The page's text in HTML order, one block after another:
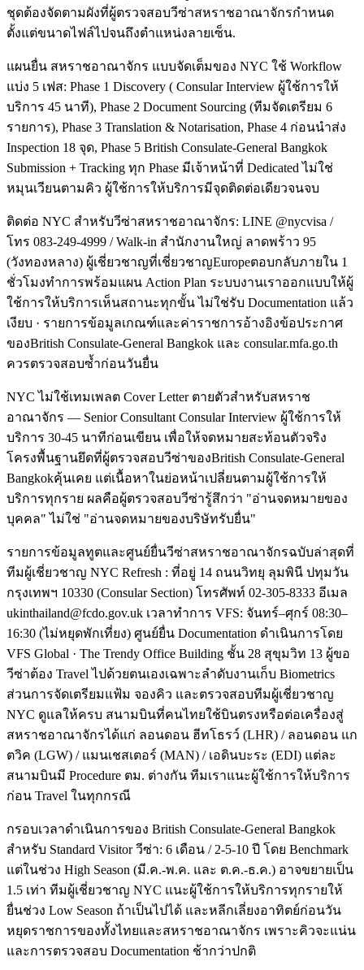
ชุดต้องจัดตามผังที่ผู้ตรวจสอบวีซ่าสหราชอาณาจักรกำหนด
ตั้งแต่ขนาดไฟล์ไปจนถึงตำแหน่งลายเซ็น.
แผนยื่น สหราชอาณาจักร แบบจัดเต็มของ NYC ใช้ Workflow
แบ่ง 5 เฟส: Phase 1 Discovery ( Consular Interview ผู้ใช้การให้
บริการ 45 นาที), Phase 2 Document Sourcing (ทีมจัดเตรียม 6
รายการ), Phase 3 Translation & Notarisation, Phase 4 ก่อนนำส่ง
Inspection 18 จุด, Phase 5 British Consulate-General Bangkok
Submission + Tracking ทุก Phase มีเจ้าหน้าที่ Dedicated ไม่ใช่
หมุนเวียนตามคิว ผู้ใช้การให้บริการมีจุดติดต่อเดียวจนจบ
ติดต่อ NYC สำหรับวีซ่าสหราชอาณาจักร: LINE @nycvisa /
โทร 083-249-4999 / Walk-in สำนักงานใหญ่ ลาดพร้าว 95
(วังทองหลาง) ผู้เชี่ยวชาญที่เชี่ยวชาญEuropeตอบกลับภายใน 1
ชั่วโมงทำการพร้อมแผน Action Plan ระบบงานเราออกแบบให้ผู้
ใช้การให้บริการเห็นสถานะทุกขั้น ไม่ใช่รับ Documentation แล้ว
เงียบ · รายการข้อมูลเกณฑ์และค่าราชการอ้างอิงข้อประกาศ
ของBritish Consulate-General Bangkok และ consular.mfa.go.th
ควรตรวจสอบซ้ำก่อนวันยื่น
NYC ไม่ใช้เทมเพลต Cover Letter ตายตัวสำหรับสหราช
อาณาจักร — Senior Consultant Consular Interview ผู้ใช้การให้
บริการ 30-45 นาทีก่อนเขียน เพื่อให้จดหมายสะท้อนตัวจริง
โครงพื้นฐานยึดที่ผู้ตรวจสอบวีซ่าของBritish Consulate-General
Bangkokคุ้นเคย แต่เนื้อหาในย่อหน้าเปลี่ยนตามผู้ใช้การให้
บริการทุกราย ผลคือผู้ตรวจสอบวีซ่ารู้สึกว่า "อ่านจดหมายของ
บุคคล" ไม่ใช่ "อ่านจดหมายของบริษัทรับยื่น"
รายการข้อมูลทูตและศูนย์ยื่นวีซ่าสหราชอาณาจักรฉบับล่าสุดที่
ทีมผู้เชี่ยวชาญ NYC Refresh : ที่อยู่ 14 ถนนวิทยุ ลุมพินี ปทุมวัน
กรุงเทพฯ 10330 (Consular Section) โทรศัพท์ 02-305-8333 อีเมล
ukinthailand@fcdo.gov.uk เวลาทำการ VFS: จันทร์–ศุกร์ 08:30–
16:30 (ไม่หยุดพักเที่ยง) ศูนย์ยื่น Documentation ดำเนินการโดย
VFS Global · The Trendy Office Building ชั้น 28 สุขุมวิท 13 ผู้ขอ
วีซ่าต้อง Travel ไปด้วยตนเองเฉพาะลำดับงานเก็บ Biometrics
ส่วนการจัดเตรียมแฟ้ม จองคิว และตรวจสอบทีมผู้เชี่ยวชาญ
NYC ดูแลให้ครบ สนามบินที่คนไทยใช้บินตรงหรือต่อเครื่องสู่
สหราชอาณาจักรได้แก่ ลอนดอน ฮีทโธรว์ (LHR) / ลอนดอน แก
ตวิค (LGW) / แมนเชสเตอร์ (MAN) / เอดินบะระ (EDI) แต่ละ
สนามบินมี Procedure ตม. ต่างกัน ทีมเราแนะผู้ใช้การให้บริการ
ก่อน Travel ในทุกกรณี
กรอบเวลาดำเนินการของ British Consulate-General Bangkok
สำหรับ Standard Visitor วีซ่า: 6 เดือน / 2-5-10 ปี โดย Benchmark
แต่ในช่วง High Season (มี.ค.-พ.ค. และ ต.ค.-ธ.ค.) อาจขยายเป็น
1.5 เท่า ทีมผู้เชี่ยวชาญ NYC แนะผู้ใช้การให้บริการทุกรายให้
ยื่นช่วง Low Season ถ้าเป็นไปได้ และหลีกเลี่ยงอาทิตย์ก่อนวัน
หยุดราชการของทั้งไทยและสหราชอาณาจักร เพราะคิวจะแน่น
และการตรวจสอบ Documentation ช้ากว่าปกติ